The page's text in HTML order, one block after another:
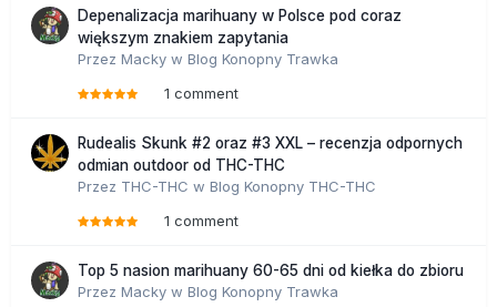
Depenalizacja marihuany w Polsce pod coraz
większym znakiem zapytania
Przez Macky w Blog Konopny Trawka
1 comment
Rudealis Skunk #2 oraz #3 XXL – recenzja odpornych
odmian outdoor od THC-THC
Przez THC-THC w Blog Konopny THC-THC
1 comment
Top 5 nasion marihuany 60-65 dni od kiełka do zbioru
Przez Macky w Blog Konopny Trawka